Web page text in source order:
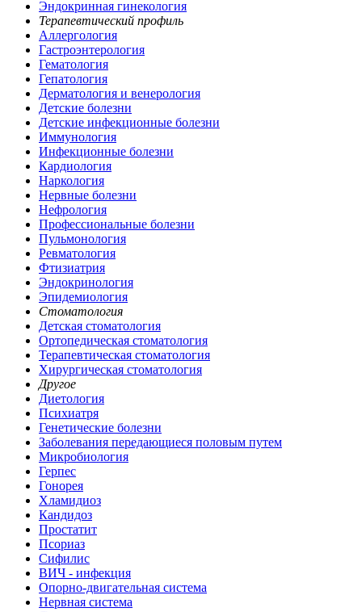
Эндокринная гинекология
Терапевтический профиль
Аллергология
Гастроэнтерология
Гематология
Гепатология
Дерматология и венерология
Детские болезни
Детские инфекционные болезни
Иммунология
Инфекционные болезни
Кардиология
Наркология
Нервные болезни
Нефрология
Профессиональные болезни
Пульмонология
Ревматология
Фтизиатрия
Эндокринология
Эпидемиология
Стоматология
Детская стоматология
Ортопедическая стоматология
Терапевтическая стоматология
Хирургическая стоматология
Другое
Диетология
Психиатря
Генетические болезни
Заболевания передающиеся половым путем
Микробиология
Герпес
Гонорея
Хламидиоз
Кандидоз
Простатит
Псориаз
Сифилис
ВИЧ - инфекция
Опорно-двигательная система
Нервная система